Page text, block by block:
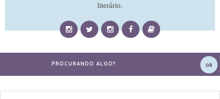
literário.